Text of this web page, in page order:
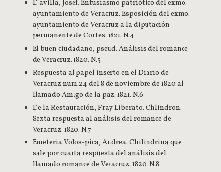
D’avilla, Josef. Entusiasmo patriótico del exmo.
ayuntamiento de Veracruz. Esposición del exmo.
ayuntamiento de Veracruz a la diputación
permanente de Cortes. 1821. N.4
El buen ciudadano, pseud. Análisis del romance
de Veracruz. 1820. N.5
Respuesta al papel inserto en el Diario de
Veracruz num.24 del 8 de noviembre de 1820 al
llamado Amigo de la paz. 1821. N.6
De la Restauración, Fray Liberato. Chlindron.
Sexta respuesta al análisis del romance de
Veracruz. 1820. N.7
Emeteria Volos-pica, Andrea. Chilindrina que
sale por cuarta respuesta del análisis del
llamado romance de Veracruz. 1820. N.8